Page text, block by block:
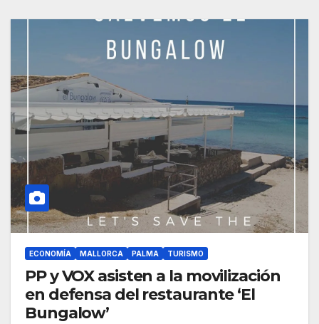
ECONOMÍA MALLORCA PALMA TURISMO
PP y VOX asisten a la movilización
en defensa del restaurante ‘El
Bungalow’